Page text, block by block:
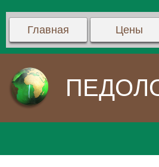
Главная Цены